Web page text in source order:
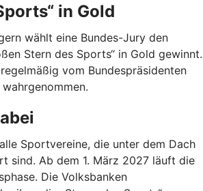
in Gold
wählt eine Bundes-Jury den
Stern des Sports“ in Gold gewinnt.
vom Bundespräsidenten
Sportvereine, die unter dem Dach
sind. Ab dem 1. März 2027 läuft die
Die Volksbanken